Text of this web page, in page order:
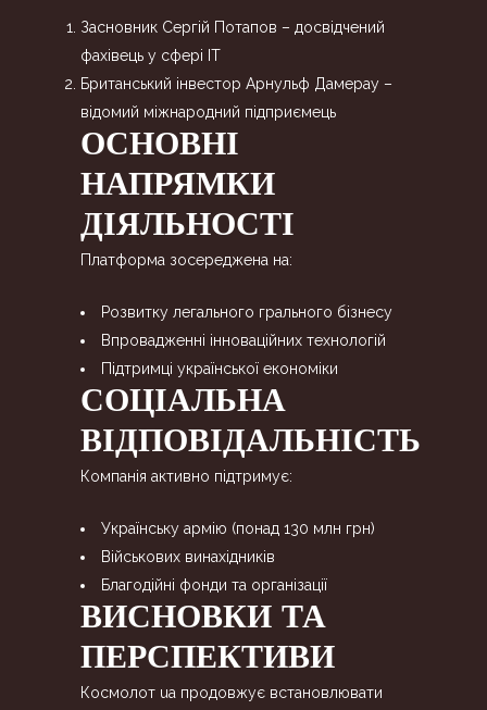
Засновник Сергій Потапов – досвідчений
фахівець у сфері IT
Британський інвестор Арнульф Дамерау –
відомий міжнародний підприємець
ОСНОВНІ
НАПРЯМКИ
ДІЯЛЬНОСТІ
Платформа зосереджена на:
Розвитку легального грального бізнесу
Впровадженні інноваційних технологій
Підтримці української економіки
СОЦІАЛЬНА
ВІДПОВІДАЛЬНІСТЬ
Компанія активно підтримує:
Українську армію (понад 130 млн грн)
Військових винахідників
Благодійні фонди та організації
ВИСНОВКИ ТА
ПЕРСПЕКТИВИ
Космолот ua продовжує встановлювати